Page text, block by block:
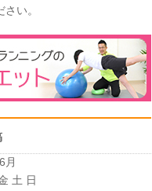
い。
月
土 日